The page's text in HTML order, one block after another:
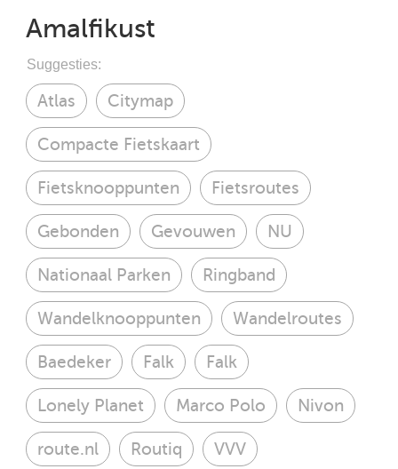
Amalfikust
Suggesties:
Atlas Citymap
Compacte Fietskaart
Fietsknooppunten Fietsroutes
Gebonden Gevouwen NU
Nationaal Parken Ringband
Wandelknooppunten Wandelroutes
Baedeker Falk Falk
Lonely Planet Marco Polo Nivon
route.nl Routiq VVV